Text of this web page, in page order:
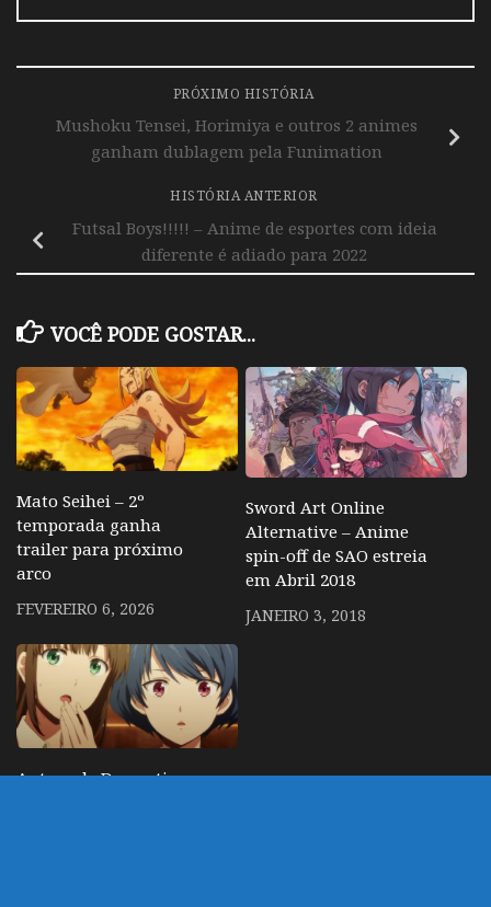
PRÓXIMO HISTÓRIA
Mushoku Tensei, Horimiya e outros 2 animes
ganham dublagem pela Funimation
HISTÓRIA ANTERIOR
Futsal Boys!!!!! – Anime de esportes com ideia
diferente é adiado para 2022
VOCÊ PODE GOSTAR...
Mato Seihei – 2º
temporada ganha
trailer para próximo
arco
FEVEREIRO 6, 2026
Sword Art Online
Alternative – Anime
spin-off de SAO estreia
em Abril 2018
JANEIRO 3, 2018
Autora de Domestic na